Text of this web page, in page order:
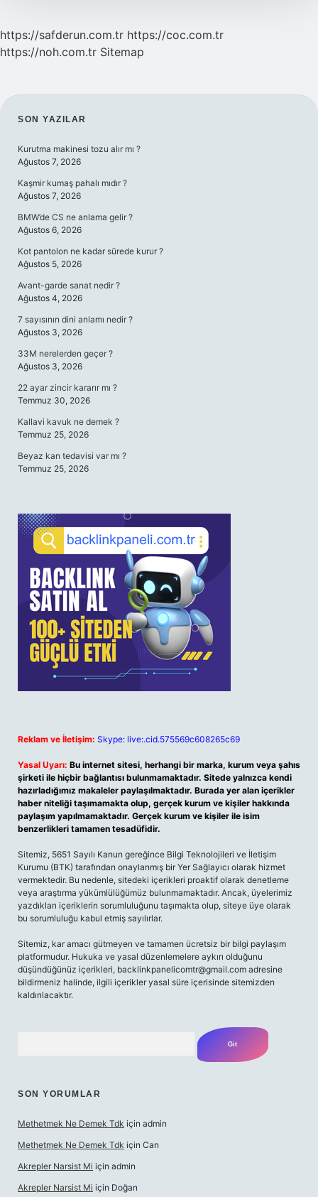
https://safderun.com.tr https://coc.com.tr
https://noh.com.tr Sitemap
SIDEBAR
SON YAZILAR
Kurutma makinesi tozu alır mı ?
Ağustos 7, 2026
Kaşmir kumaş pahalı mıdır ?
Ağustos 7, 2026
BMW’de CS ne anlama gelir ?
Ağustos 6, 2026
Kot pantolon ne kadar sürede kurur ?
Ağustos 5, 2026
Avant-garde sanat nedir ?
Ağustos 4, 2026
7 sayısının dini anlamı nedir ?
Ağustos 3, 2026
33M nerelerden geçer ?
Ağustos 3, 2026
22 ayar zincir kararır mı ?
Temmuz 30, 2026
Kallavi kavuk ne demek ?
Temmuz 25, 2026
Beyaz kan tedavisi var mı ?
Temmuz 25, 2026
Reklam ve İletişim: Skype: live:.cid.575569c608265c69
Yasal Uyarı: Bu internet sitesi, herhangi bir marka, kurum veya şahıs
şirketi ile hiçbir bağlantısı bulunmamaktadır. Sitede yalnızca kendi
hazırladığımız makaleler paylaşılmaktadır. Burada yer alan içerikler
haber niteliği taşımamakta olup, gerçek kurum ve kişiler hakkında
paylaşım yapılmamaktadır. Gerçek kurum ve kişiler ile isim
benzerlikleri tamamen tesadüfidir.
Sitemiz, 5651 Sayılı Kanun gereğince Bilgi Teknolojileri ve İletişim
Kurumu (BTK) tarafından onaylanmış bir Yer Sağlayıcı olarak hizmet
vermektedir. Bu nedenle, sitedeki içerikleri proaktif olarak denetleme
veya araştırma yükümlülüğümüz bulunmamaktadır. Ancak, üyelerimiz
yazdıkları içeriklerin sorumluluğunu taşımakta olup, siteye üye olarak
bu sorumluluğu kabul etmiş sayılırlar.
Sitemiz, kar amacı gütmeyen ve tamamen ücretsiz bir bilgi paylaşım
platformudur. Hukuka ve yasal düzenlemelere aykırı olduğunu
düşündüğünüz içerikleri, backlinkpanelicomtr@gmail.com adresine
bildirmeniz halinde, ilgili içerikler yasal süre içerisinde sitemizden
kaldırılacaktır.
SON YORUMLAR
Methetmek Ne Demek Tdk için admin
Methetmek Ne Demek Tdk için Can
Akrepler Narsist Mi için admin
Akrepler Narsist Mi için Doğan